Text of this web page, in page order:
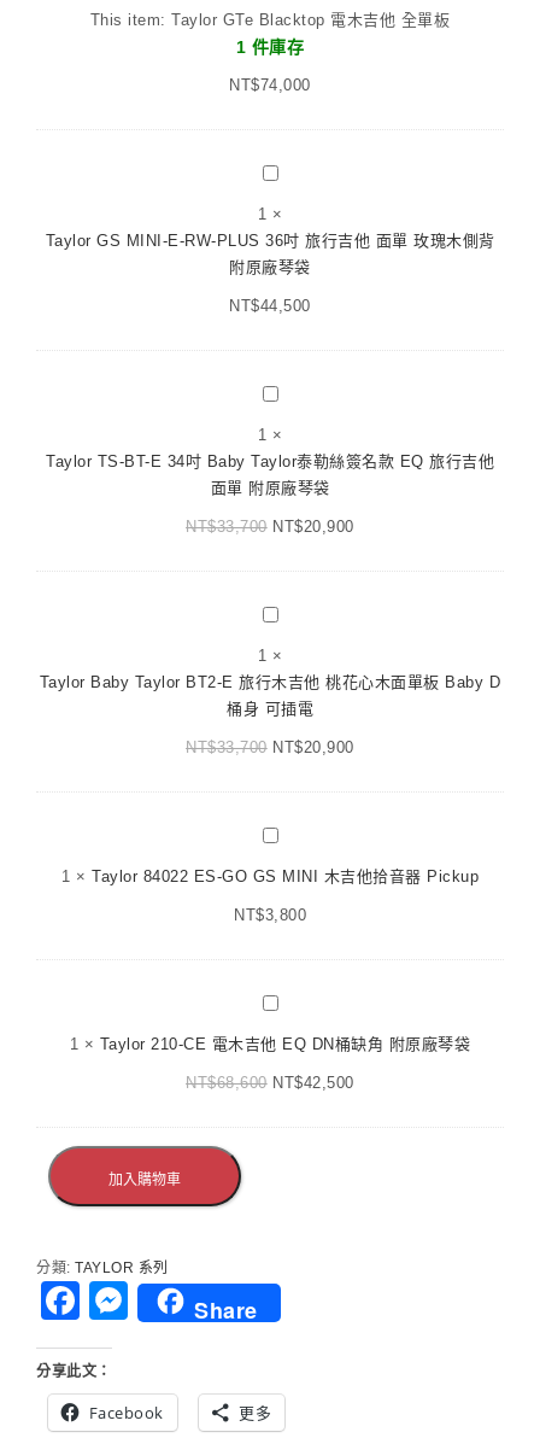
Blacktop
電
木
全
板
This item: Taylor GTe Blacktop 電木吉他 全單板
1 件庫存
NT$74,000
Taylor
MINI-
E-
RW-
PLUS
旅
吉
他
面
單
瑰
側
背
附
原
琴
1 ×
Taylor GS MINI-E-RW-PLUS 36吋 旅行吉他 面單 玫瑰木側背
附原廠琴袋
NT$44,500
Taylor
BT-
E
34
吋
泰
絲
簽
名
款
旅
吉
他
單
廠
袋
1 ×
Taylor TS-BT-E 34吋 Baby Taylor泰勒絲簽名款 EQ 旅行吉他
面單 附原廠琴袋
NT$33,700 NT$20,900
Taylor
Taylor
BT2-
E
旅
吉
桃
花
木
單
板
D
1 ×
Taylor Baby Taylor BT2-E 旅行木吉他 桃花心木面單板 Baby D
桶身 可插電
NT$33,700 NT$20,900
Taylor
ES-
GO
木
他
拾
器
1 × Taylor 84022 ES-GO GS MINI 木吉他拾音器 Pickup
NT$3,800
Taylor
CE
電
附
琴
袋
1 × Taylor 210-CE 電木吉他 EQ DN桶缺角 附原廠琴袋
NT$68,600 NT$42,500
加入購物車
分類: TAYLOR 系列
Facebook
Messenger
Share
分享此文：
Facebook 更多